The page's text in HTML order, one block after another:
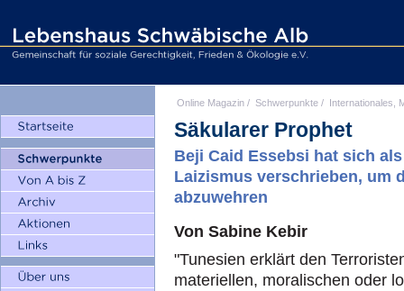
Online Magazin / Schwerpunkte / Internationales,
Säkularer Prophet
Beji Caid Essebsi hat sich
Laizismus verschrieben, um
abzuwehren
Von Sabine Kebir
"Tunesien erklärt den
materiellen, moralischen oder